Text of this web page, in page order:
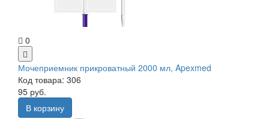
0
Мочеприемник прикроватный 2000 мл, Apexmed
Код товара: 306
95 руб.
В корзину